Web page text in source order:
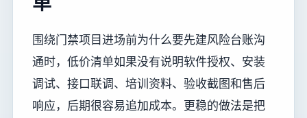
围绕门禁项目进场前为什么要先建风险台账沟
通时，低价清单如果没有说明软件授权、安装
调试、接口联调、培训资料、验收截图和售后
响应，后期很容易追加成本。更稳的做法是把